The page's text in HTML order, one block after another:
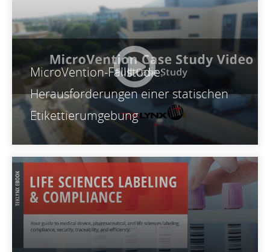
MicroVention-Fallstudie:
Herausforderungen einer statischen
Etikettierumgebung